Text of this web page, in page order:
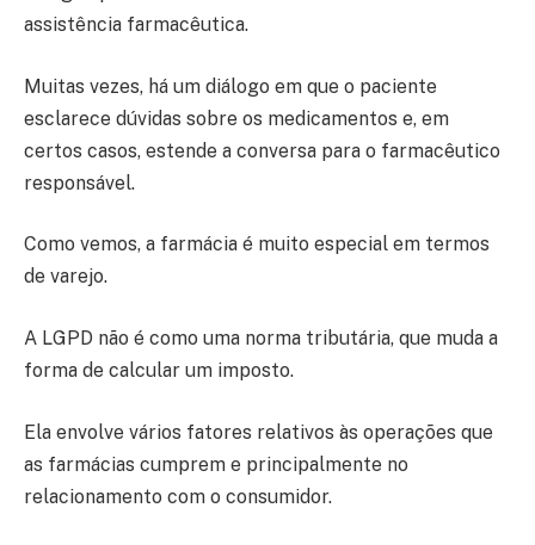
assistência farmacêutica.
Muitas vezes, há um diálogo em que o paciente
esclarece dúvidas sobre os medicamentos e, em
certos casos, estende a conversa para o farmacêutico
responsável.
Como vemos, a farmácia é muito especial em termos
de varejo.
A LGPD não é como uma norma tributária, que muda a
forma de calcular um imposto.
Ela envolve vários fatores relativos às operações que
as farmácias cumprem e principalmente no
relacionamento com o consumidor.